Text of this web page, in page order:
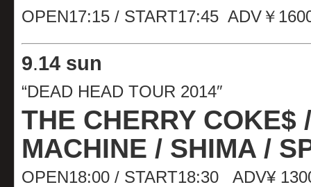
OPEN17:15 / START17:45 ADV￥
9.14 sun
“DEAD HEAD TOUR 2014″
THE CHERRY COKE$
MACHINE / SHIMA /
OPEN18:00 / START18:30 ADV¥